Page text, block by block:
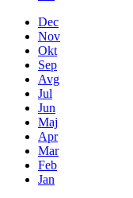
Dec
Nov
Okt
Sep
Avg
Jul
Jun
Maj
Apr
Mar
Feb
Jan